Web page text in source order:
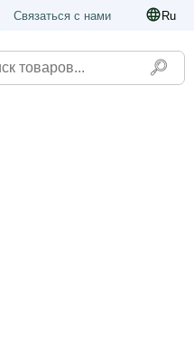
Связаться с нами Ru